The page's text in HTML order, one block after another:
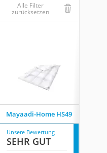
Alle Filter
zurücksetzen
Mayaadi-Home HS49
Unsere Bewertung
SEHR GUT